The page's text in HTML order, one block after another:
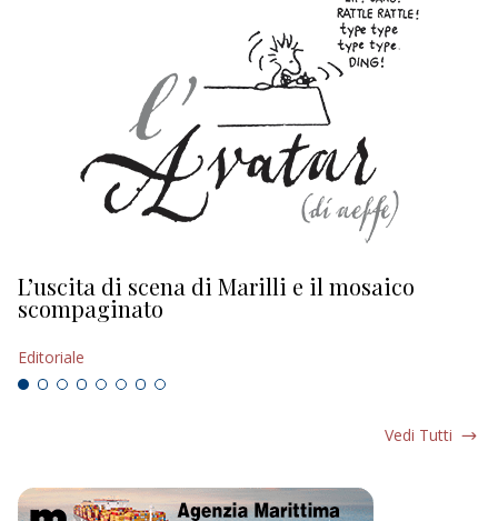
L’uscita di scena di Marilli e il mosaico
scompaginato
Editoriale
Vedi Tutti